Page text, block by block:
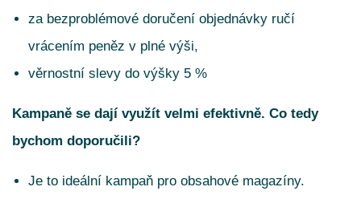
za bezproblémové doručení objednávky ručí
vrácením peněz v plné výši,
věrnostní slevy do výšky 5 %
Kampaně se dají využít velmi efektivně. Co tedy
bychom doporučili?
Je to ideální kampaň pro obsahové magazíny.